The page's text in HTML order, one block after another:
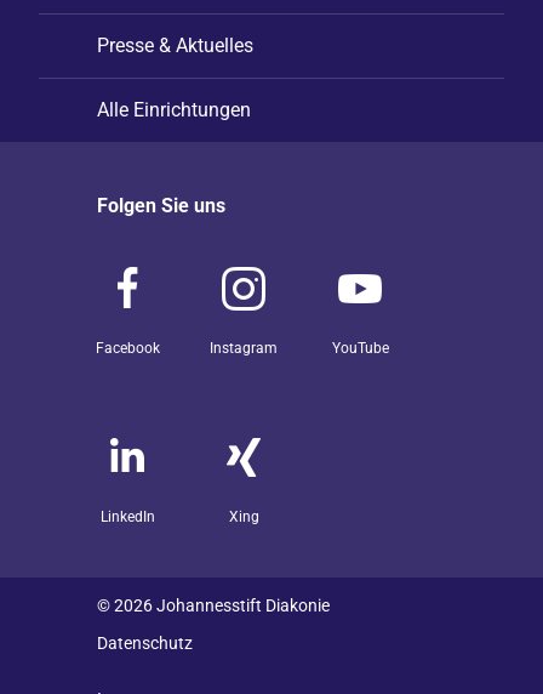
Presse & Aktuelles
Alle Einrichtungen
Folgen Sie uns
Facebook Instagram YouTube
LinkedIn Xing
© 2026 Johannesstift Diakonie
Datenschutz